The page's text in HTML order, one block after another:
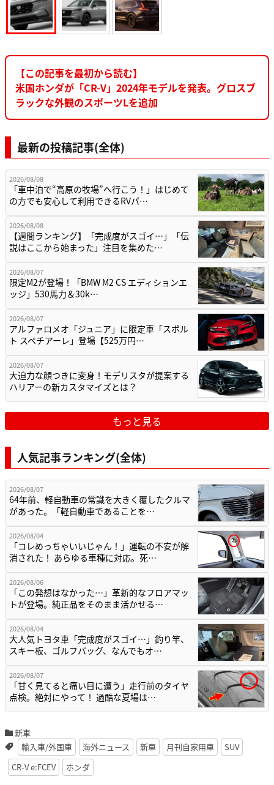
【この記事を最初から読む】
米国ホンダが「CR-V」2024年モデルを発表。グロスブ
ラックな外観のスポーツLを追加
最新の投稿記事(全体)
2026/08/08
「車中泊で“高原の牧場”へ行こう！」はじめて
の方でも安心して利用できるRVパ…
2026/08/08
【週間ランキング】「完成度がスゴイ…」「伝
説はここから始まった」注目を集めた…
2026/08/07
限定M2が登場！「BMW M2 CS エディションエ
ッジ」530馬力＆30k…
2026/08/07
アルファロメオ「ジュニア」に限定車「スポル
ト スペチアーレ」登場【525万円…
2026/08/07
大迫力な顔つきに変身！モデリスタが提案する
ハリアーの新カスタマイズとは？
もっと見る
人気記事ランキング(全体)
2026/08/07
64年前、軽自動車の常識を大きく覆したクルマ
があった。「軽自動車であることを…
2026/08/04
「コレめっちゃいいじゃん！」運転の不安が解
消された！ あらゆる車種に対応。死…
2026/08/06
「この発想はなかった…」革新的なフロアマッ
トが登場。純正品をそのまま活かせる…
2026/08/04
大人気トヨタ車「完成度がスゴイ…」釣り竿、
スキー板、ゴルフバッグ、なんでもオ…
2026/08/07
「甘く見てると痛い目に遭う」走行前のタイヤ
点検。絶対にやって！ 過酷な夏場は…
新車
輸入車/外国車
海外ニュース 新車 月刊自家用車
SUV
CR-V e:FCEV
ホンダ